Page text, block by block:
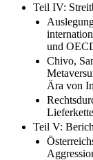
Teil IV:
und
Chivo,
Ära von
Teil V: